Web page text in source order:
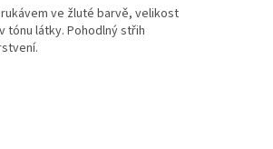
ve žluté barvě, velikost
tónu látky. Pohodlný střih